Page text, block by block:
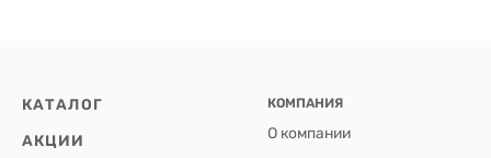
КАТАЛОГ
АКЦИИ
КОМПАНИЯ
О компании